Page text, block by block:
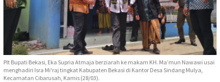
Plt Bupati Bekasi, Eka Supria Atmaja berziarah ke makam KH. Ma’mun Nawawi usai
menghadiri Isra Mi'raj tingkat Kabupaten Bekasi di Kantor Desa Sindang Mulya,
Kecamatan Cibarusah, Kamis (28/03).